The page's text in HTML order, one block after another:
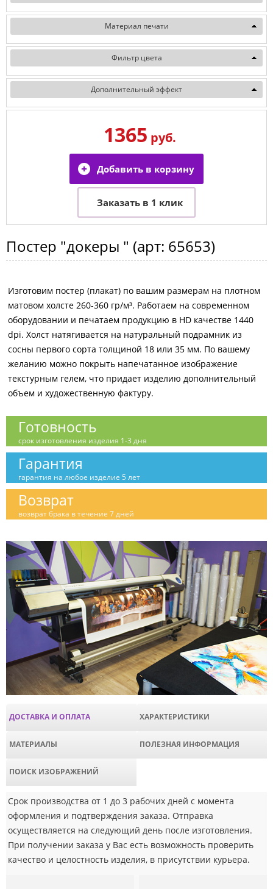
Материал печати
Фильтр цвета
Дополнительный эффект
1365 руб.
Постер "докеры " (арт: 65653)
Изготовим постер (плакат) по вашим размерам на плотном
матовом холсте 260-360 гр/м³. Работаем на современном
оборудовании и печатаем продукцию в HD качестве 1440
dpi. Холст натягивается на натуральный подрамник из
сосны первого сорта толщиной 18 или 35 мм. По вашему
желанию можно покрыть напечатанное изображение
текстурным гелем, что придает изделию дополнительный
объем и художественную фактуру.
Готовность
срок изготовления изделия 1-3 дня
Гарантия
гарантия на любое изделие 5 лет
Возврат
возврат брака в течение 7 дней
ДОСТАВКА И ОПЛАТА ХАРАКТЕРИСТИКИ
МАТЕРИАЛЫ ПОЛЕЗНАЯ ИНФОРМАЦИЯ
ПОИСК ИЗОБРАЖЕНИЙ
Срок производства от 1 до 3 рабочих дней с момента
оформления и подтверждения заказа. Отправка
осуществляется на следующий день после изготовления.
При получении заказа у Вас есть возможность проверить
качество и целостность изделия, в присутствии курьера.